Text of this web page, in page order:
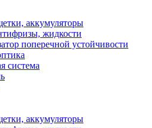
аккумуляторы
жидкости
поперечной устойчивости
система
аккумуляторы